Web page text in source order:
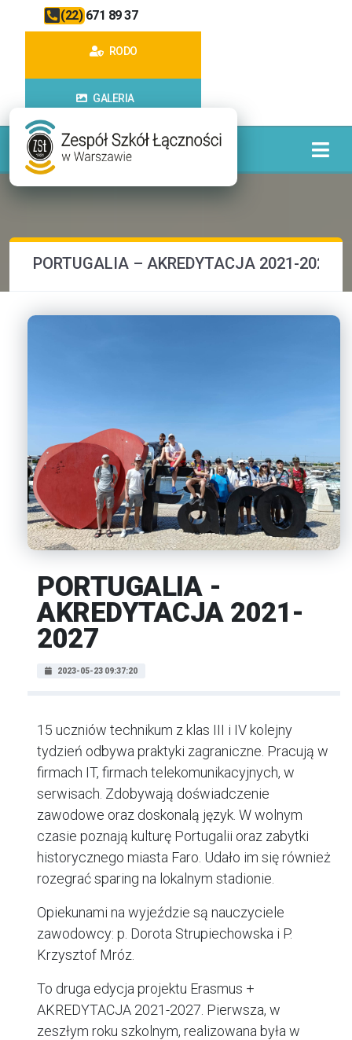
(22) 671 89 37
RODO
GALERIA
PORTUGALIA – AKREDYTACJA 2021-2027
PORTUGALIA -
AKREDYTACJA 2021-
2027
2023-05-23 09:37:20
15 uczniów technikum z klas III i IV kolejny
tydzień odbywa praktyki zagraniczne. Pracują w
firmach IT, firmach telekomunikacyjnych, w
serwisach. Zdobywają doświadczenie
zawodowe oraz doskonalą język. W wolnym
czasie poznają kulturę Portugalii oraz zabytki
historycznego miasta Faro. Udało im się również
rozegrać sparing na lokalnym stadionie.
Opiekunami na wyjeździe są nauczyciele
zawodowcy: p. Dorota Strupiechowska i P.
Krzysztof Mróz.
To druga edycja projektu Erasmus +
AKREDYTACJA 2021-2027. Pierwsza, w
zeszłym roku szkolnym, realizowana była w